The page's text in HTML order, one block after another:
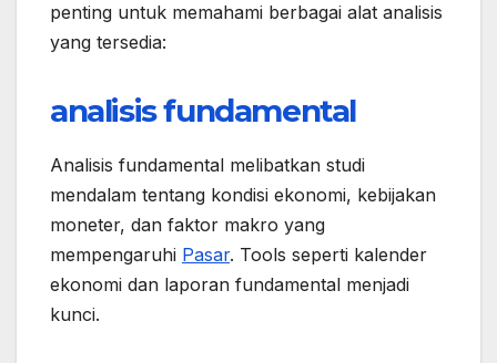
penting untuk memahami berbagai alat analisis
yang tersedia:
analisis fundamental
Analisis fundamental melibatkan studi
mendalam tentang kondisi ekonomi, kebijakan
moneter, dan faktor makro yang
mempengaruhi Pasar. Tools seperti kalender
ekonomi dan laporan fundamental menjadi
kunci.